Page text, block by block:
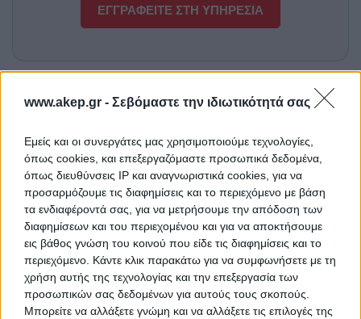
www.akep.gr - Σεβόμαστε την ιδιωτικότητά σας
Εμείς και οι συνεργάτες μας χρησιμοποιούμε τεχνολογίες,
όπως cookies, και επεξεργαζόμαστε προσωπικά δεδομένα,
όπως διευθύνσεις IP και αναγνωριστικά cookies, για να
προσαρμόζουμε τις διαφημίσεις και το περιεχόμενο με βάση
τα ενδιαφέροντά σας, για να μετρήσουμε την απόδοση των
διαφημίσεων και του περιεχομένου και για να αποκτήσουμε
εις βάθος γνώση του κοινού που είδε τις διαφημίσεις και το
περιεχόμενο. Κάντε κλικ παρακάτω για να συμφωνήσετε με τη
χρήση αυτής της τεχνολογίας και την επεξεργασία των
προσωπικών σας δεδομένων για αυτούς τους σκοπούς.
Μπορείτε να αλλάξετε γνώμη και να αλλάξετε τις επιλογές της
ΕΓΓΡΑΦΕΙΤΕ ΣΤΗ ΥΠΗΡΕΣΙΑ
Δείτε παρόμοιους διαγωνισμούς
ΤΙΤΛΟΣ
Προμήθεια ενός κλιβάνου
πλάσματος
ΤΙΤΛΟΣ
Προμήθεια εργαστηριακών
αναλωσίμων και αντιδραστηρίων-
InflaCare